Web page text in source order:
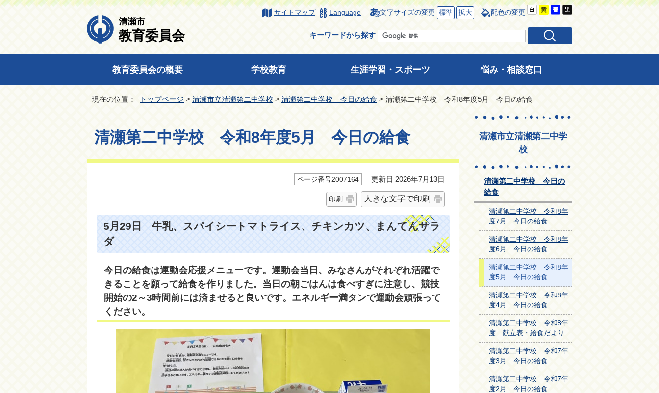
清瀬市
教育委員会
サイトマップ Language 文字サイズの変更 標準 拡大 配色の変更
キーワードから探す
教育委員会の概要 学校教育 生涯学習・スポーツ 悩み・相談窓口
現在の位置： トップページ > 清瀬市立清瀬第二中学校 > 清瀬第二中学校 今日の給食 > 清瀬第二中学校 令和8年度5月 今日の給食
清瀬第二中学校 令和8年度5月 今日の給食
ページ番号2007164 更新日 2026年7月13日
印刷 大きな文字で印刷
5月29日 牛乳、スパイシートマトライス、チキンカツ、まんてんサラ
ダ
今日の給食は運動会応援メニューです。運動会当日、みなさんがそれぞれ活躍で
きることを願って給食を作りました。当日の朝ごはんは食べすぎに注意し、競技
開始の2～3時間前には済ませると良いです。エネルギー満タンで運動会頑張って
ください。
清瀬市立清瀬第二中学
校
清瀬第二中学校 今日の
給食
清瀬第二中学校 令和8年
度7月 今日の給食
清瀬第二中学校 令和8年
度6月 今日の給食
清瀬第二中学校 令和8年
度5月 今日の給食
清瀬第二中学校 令和8年
度4月 今日の給食
清瀬第二中学校 令和8年
度 献立表・給食だより
清瀬第二中学校 令和7年
度3月 今日の給食
清瀬第二中学校 令和7年
度2月 今日の給食